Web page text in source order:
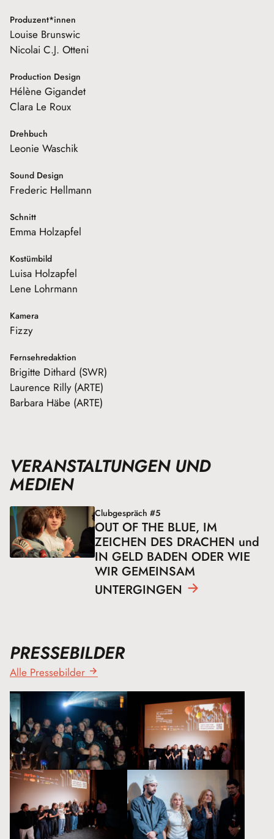
Produzent*innen
Louise Brunswic
Nicolai C.J. Otteni
Production Design
Hélène Gigandet
Clara Le Roux
Drehbuch
Leonie Waschik
Sound Design
Frederic Hellmann
Schnitt
Emma Holzapfel
Kostümbild
Luisa Holzapfel
Lene Lohrmann
Kamera
Fizzy
Fernsehredaktion
Brigitte Dithard (SWR)
Laurence Rilly (ARTE)
Barbara Häbe (ARTE)
VERANSTALTUNGEN UND
MEDIEN
Clubgespräch #5
OUT OF THE BLUE, IM
ZEICHEN DES DRACHEN und
IN GELD BADEN ODER WIE
WIR GEMEINSAM
UNTERGINGEN
PRESSEBILDER
Alle Pressebilder